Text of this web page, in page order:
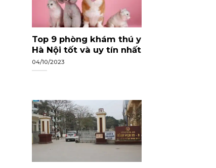
Top 9 phòng khám thú y
Hà Nội tốt và uy tín nhất
04/10/2023